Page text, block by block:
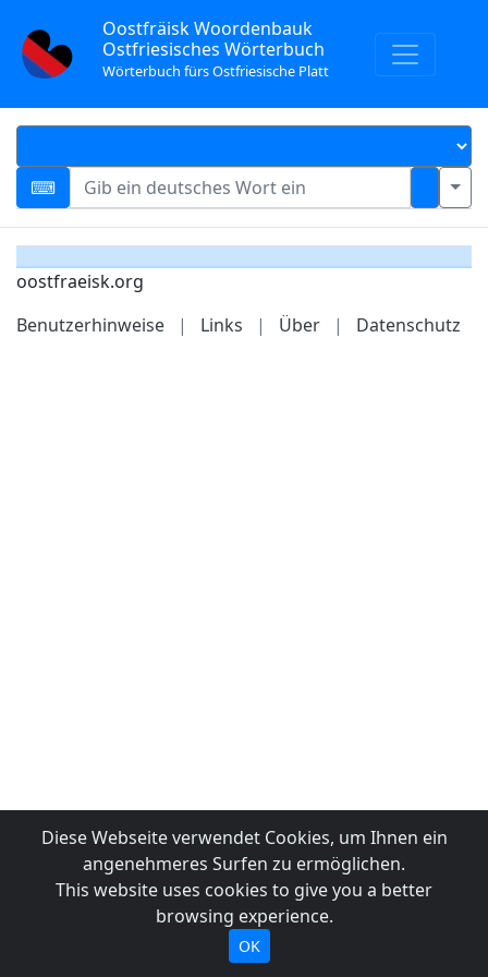
Oostfräisk Woordenbauk
Ostfriesisches Wörterbuch
Wörterbuch fürs Ostfriesische Platt
oostfraeisk.org
Benutzerhinweise
| Links | Über | Datenschutz
Diese Webseite verwendet Cookies, um Ihnen ein
angenehmeres Surfen zu ermöglichen.
This website uses cookies to give you a better
browsing experience.
OK